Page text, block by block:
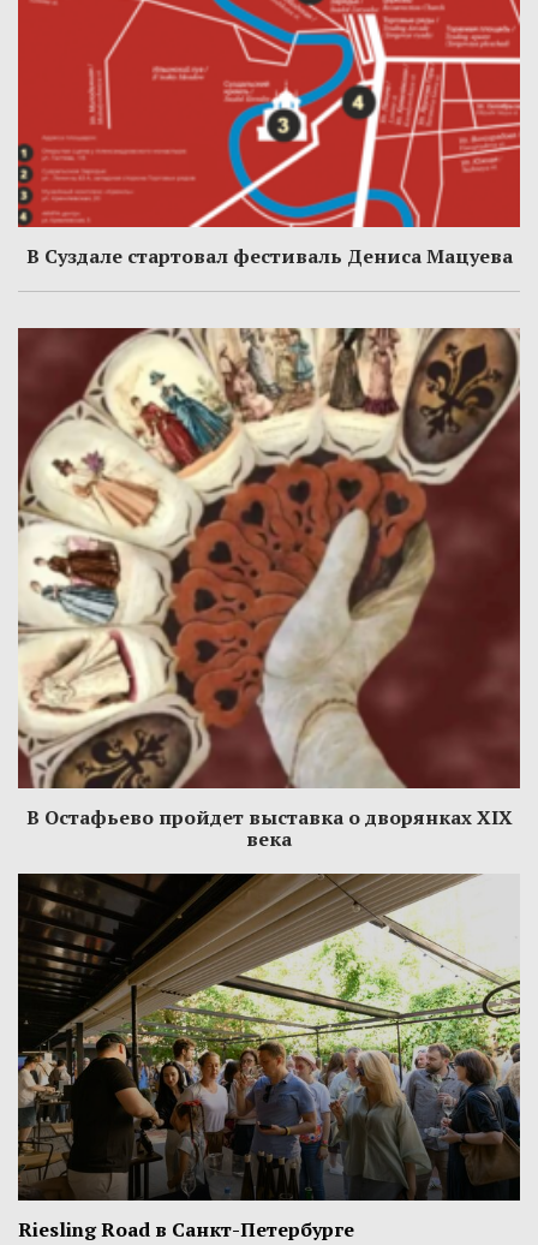
В Суздале стартовал фестиваль Дениса Мацуева
В Остафьево пройдет выставка о дворянках XIX
века
Riesling Road в Санкт-Петербурге